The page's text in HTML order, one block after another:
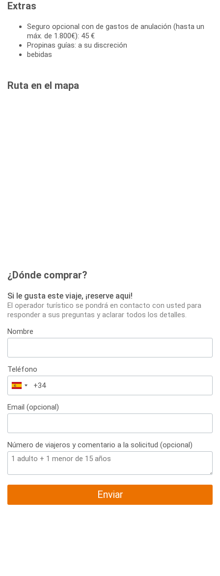
Extras
Seguro opcional con de gastos de anulación (hasta un
máx. de 1.800€): 45 €
Propinas guías: a su discreción
bebidas
Ruta en el mapa
¿Dónde comprar?
Si le gusta este viaje, ¡reserve aqui!
El operador turístico se pondrá en contacto con usted para
responder a sus preguntas y aclarar todos los detalles.
Nombre
Teléfono
España
+34
Email (opcional)
Número de viajeros y comentario a la solicitud (opcional)
Enviar